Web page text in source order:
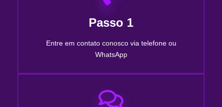
Passo 1
Entre em contato conosco via telefone ou
WhatsApp